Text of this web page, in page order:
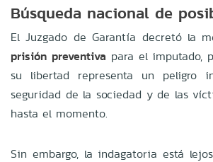
Búsqueda nacional de
El Juzgado de Garantía decretó la
prisión preventiva para el imputado,
su libertad representa un peligro
seguridad de la sociedad y de las
hasta el momento.
Sin embargo, la indagatoria está